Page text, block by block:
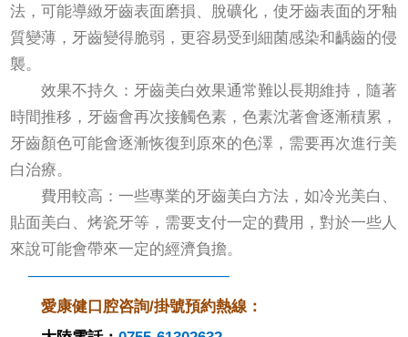
法，可能導緻牙齒表面磨損、脫礦化，使牙齒表面的牙釉
質變薄，牙齒變得脆弱，更容易受到細菌感染和齲齒的侵
襲。
效果不持久：牙齒美白效果通常難以長期維持，隨著
時間推移，牙齒會再次接觸色素，色素沈著會逐漸積累，
牙齒顏色可能會逐漸恢復到原來的色澤，需要再次進行美
白治療。
費用較高：一些專業的牙齒美白方法，如冷光美白、
貼面美白、烤瓷牙等，需要支付一定的費用，對於一些人
來說可能會帶來一定的經濟負擔。
—————————————
愛康健口腔咨詢/掛號預約熱線：